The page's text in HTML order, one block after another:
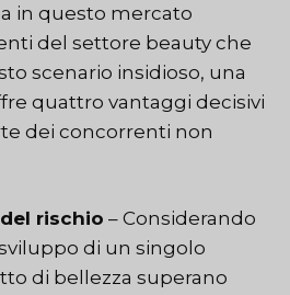
in questo mercato
del settore beauty che
scenario insidioso, una
quattro vantaggi decisivi
dei concorrenti non
rischio – Considerando
di un singolo
di bellezza superano